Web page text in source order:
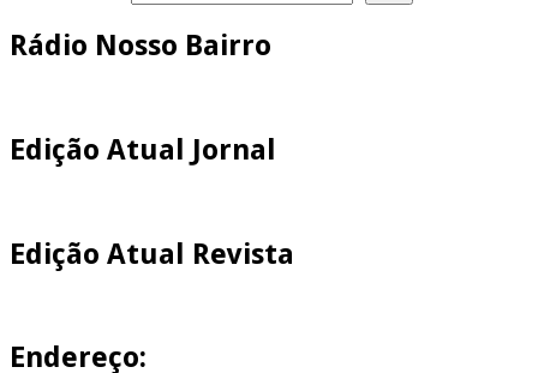
Rádio Nosso Bairro
Edição Atual Jornal
Edição Atual Revista
Endereço: